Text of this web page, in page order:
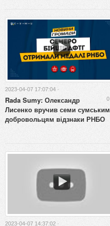
2023-04-07 17:07:04 ·
0
Rada Sumy: Олександр
Лисенко вручив семи сумським
добровольцям відзнаки РНБО
2023-04-07 14:37:02 ·